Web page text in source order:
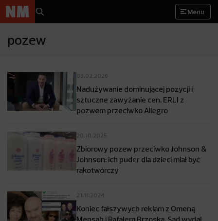
Menu
pozew
03.02.2026
Nadużywanie dominującej pozycji i
sztuczne zawyżanie cen. ERLI z
pozwem przeciwko Allegro
20.10.2025
Zbiorowy pozew przeciwko Johnson &
Johnson: ich puder dla dzieci miał być
rakotwórczy
21.11.2024
Koniec fałszywych reklam z Omeną
Mensah i Rafałem Brzoską. Sąd wydał